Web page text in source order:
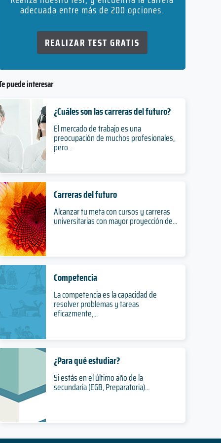
adecuada entre más de 200 opciones.
REALIZAR TEST GRATIS
puede interesar
¿Cuáles son las carreras del futuro?
El mercado de trabajo es una
preocupación de muchos profesionales,
pero...
Carreras del futuro
Alcanzar tu meta con cursos y carreras
universitarias con mayor proyección de...
Competencia
La competencia es la capacidad de
resolver problemas y tareas
eficazmente,...
¿Para qué estudiar?
Si estás en el último año de la
secundaria (EGB, Preparatoria)...